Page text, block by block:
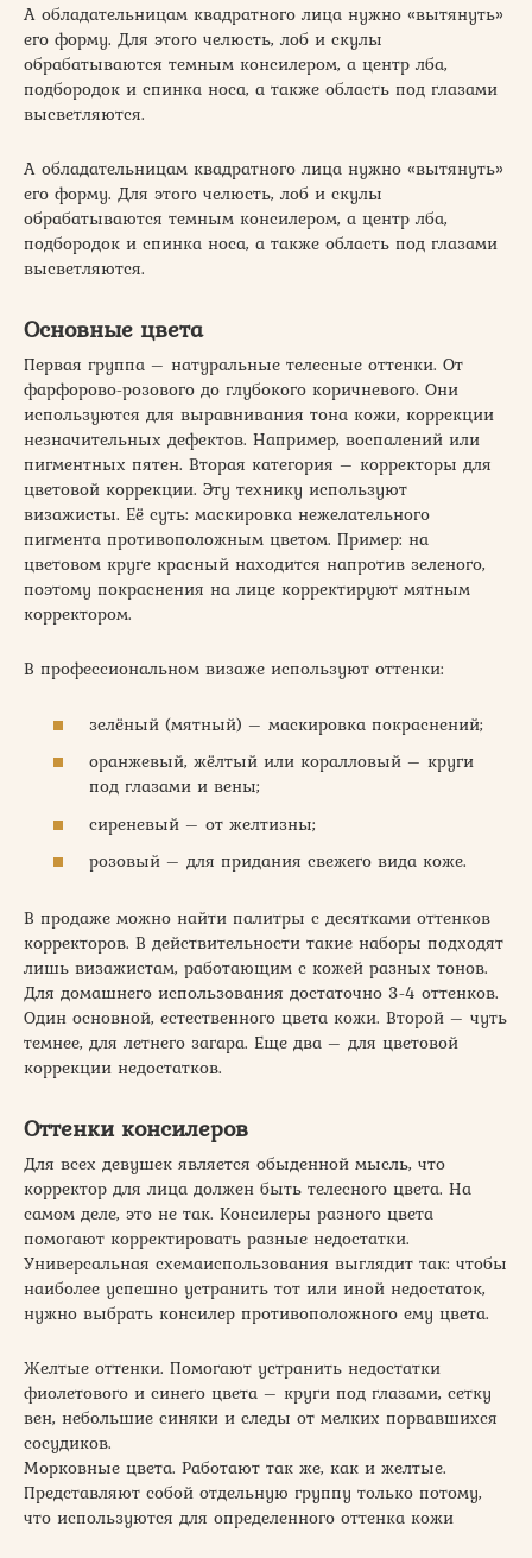
А обладательницам квадратного лица нужно «вытянуть»
его форму. Для этого челюсть, лоб и скулы
обрабатываются темным консилером, а центр лба,
подбородок и спинка носа, а также область под глазами
высветляются.
А обладательницам квадратного лица нужно «вытянуть»
его форму. Для этого челюсть, лоб и скулы
обрабатываются темным консилером, а центр лба,
подбородок и спинка носа, а также область под глазами
высветляются.
Основные цвета
Первая группа – натуральные телесные оттенки. От
фарфорово-розового до глубокого коричневого. Они
используются для выравнивания тона кожи, коррекции
незначительных дефектов. Например, воспалений или
пигментных пятен. Вторая категория – корректоры для
цветовой коррекции. Эту технику используют
визажисты. Её суть: маскировка нежелательного
пигмента противоположным цветом. Пример: на
цветовом круге красный находится напротив зеленого,
поэтому покраснения на лице корректируют мятным
корректором.
В профессиональном визаже используют оттенки:
зелёный (мятный) – маскировка покраснений;
оранжевый, жёлтый или коралловый – круги
под глазами и вены;
сиреневый – от желтизны;
розовый – для придания свежего вида коже.
В продаже можно найти палитры с десятками оттенков
корректоров. В действительности такие наборы подходят
лишь визажистам, работающим с кожей разных тонов.
Для домашнего использования достаточно 3-4 оттенков.
Один основной, естественного цвета кожи. Второй – чуть
темнее, для летнего загара. Еще два – для цветовой
коррекции недостатков.
Оттенки консилеров
Для всех девушек является обыденной мысль, что
корректор для лица должен быть телесного цвета. На
самом деле, это не так. Консилеры разного цвета
помогают корректировать разные недостатки.
Универсальная схемаиспользования выглядит так: чтобы
наиболее успешно устранить тот или иной недостаток,
нужно выбрать консилер противоположного ему цвета.
Желтые оттенки. Помогают устранить недостатки
фиолетового и синего цвета – круги под глазами, сетку
вен, небольшие синяки и следы от мелких порвавшихся
сосудиков.
Морковные цвета. Работают так же, как и желтые.
Представляют собой отдельную группу только потому,
что используются для определенного оттенка кожи